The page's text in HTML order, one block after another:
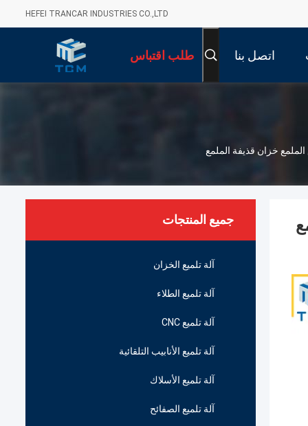
HEFEI TRANCAR INDUSTRIES CO.,LTD
اتصل بنا طلب اقتباس
جميع المنتجات
آلة تلميع الخزان
آلة تلميع الطلاء
آلة تلميع CNC
آلة تلميع الأنابيب التلقائية
آلة تلميع الأسلاك
آلة تلميع الصفائح